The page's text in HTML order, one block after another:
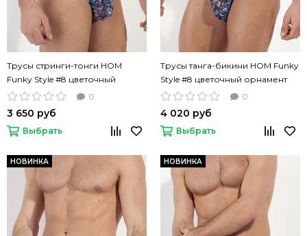
Трусы стринги-тонги HOM
Funky Style #8 цветочный
орнамент
0
3 650 руб
Выбрать
Трусы танга-бикини HOM Funky
Style #8 цветочный орнамент
0
4 020 руб
Выбрать
НОВИНКА НОВИНКА